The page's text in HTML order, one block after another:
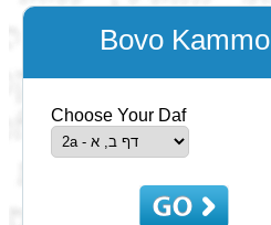
Bovo Kammo
Choose Your Daf